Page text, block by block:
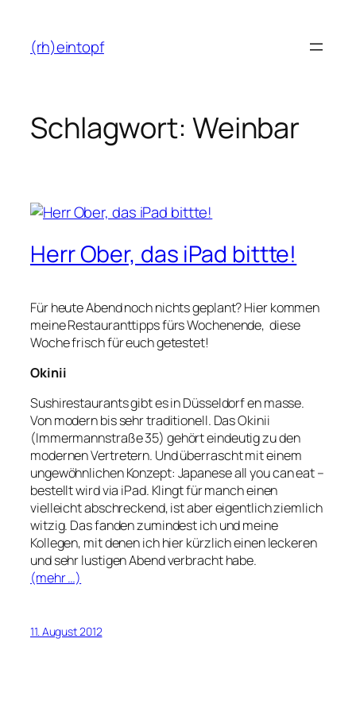
Inhalt
springen
(rh)eintopf
Schlagwort: Weinbar
Herr Ober, das iPad bittte!
Für heute Abend noch nichts geplant? Hier kommen
meine Restauranttipps fürs Wochenende, diese
Woche frisch für euch getestet!
Okinii
Sushirestaurants gibt es in Düsseldorf en masse.
Von modern bis sehr traditionell. Das Okinii
(Immermannstraße 35) gehört eindeutig zu den
modernen Vertretern. Und überrascht mit einem
ungewöhnlichen Konzept: Japanese all you can eat –
bestellt wird via iPad. Klingt für manch einen
vielleicht abschreckend, ist aber eigentlich ziemlich
witzig. Das fanden zumindest ich und meine
Kollegen, mit denen ich hier kürzlich einen leckeren
und sehr lustigen Abend verbracht habe.
(mehr …)
11. August 2012